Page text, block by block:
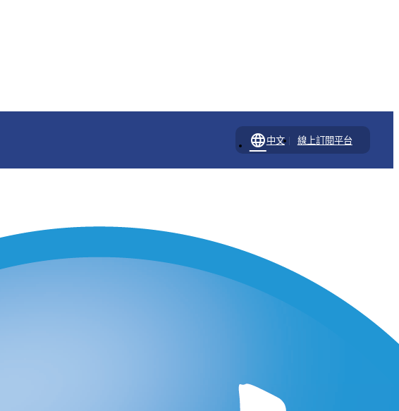
language 中文 | 線上訂閱平台